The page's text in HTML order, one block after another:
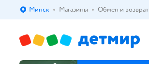
Выбор адреса доставки.
Минск Магазины Обмен и возврат